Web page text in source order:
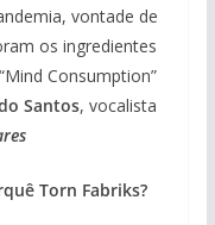
vontade de
os ingredientes
Consumption”
Santos, vocalista
Torn Fabriks?